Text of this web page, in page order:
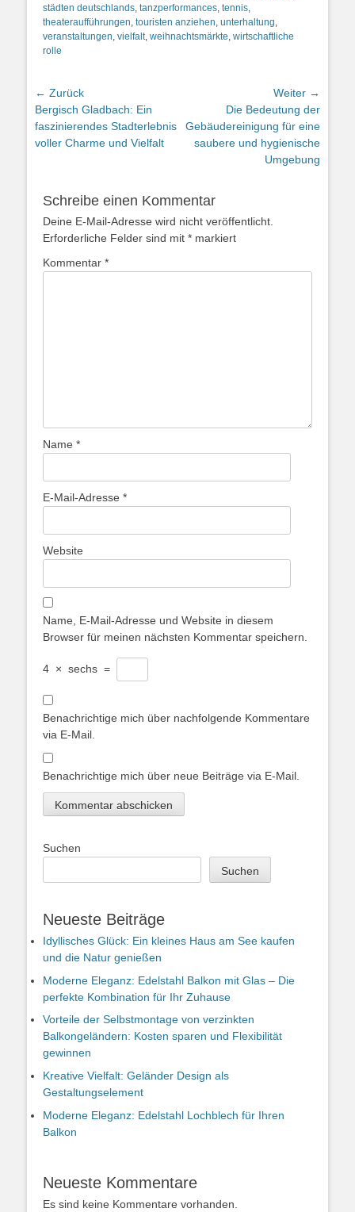
städten deutschlands, tanzperformances, tennis,
theateraufführungen, touristen anziehen, unterhaltung,
veranstaltungen, vielfalt, weihnachtsmärkte, wirtschaftliche
rolle
Beitragsnavigation
← Zurück
Vorheriger
Beitrag:
Bergisch Gladbach: Ein
faszinierendes Stadterlebnis
voller Charme und Vielfalt
Weiter →
Beitrag:
Die Bedeutung der
Gebäudereinigung für eine
saubere und hygienische
Umgebung
Schreibe einen Kommentar
Deine E-Mail-Adresse wird nicht veröffentlicht.
Erforderliche Felder sind mit * markiert
Kommentar *
Name *
E-Mail-Adresse *
Website
Name, E-Mail-Adresse und Website in diesem
Browser für meinen nächsten Kommentar speichern.
4 × sechs =
Benachrichtige mich über nachfolgende Kommentare
via E-Mail.
Benachrichtige mich über neue Beiträge via E-Mail.
Suchen
Suchen
Neueste Beiträge
Idyllisches Glück: Ein kleines Haus am See kaufen
und die Natur genießen
Moderne Eleganz: Edelstahl Balkon mit Glas – Die
perfekte Kombination für Ihr Zuhause
Vorteile der Selbstmontage von verzinkten
Balkongeländern: Kosten sparen und Flexibilität
gewinnen
Kreative Vielfalt: Geländer Design als
Gestaltungselement
Moderne Eleganz: Edelstahl Lochblech für Ihren
Balkon
Neueste Kommentare
Es sind keine Kommentare vorhanden.